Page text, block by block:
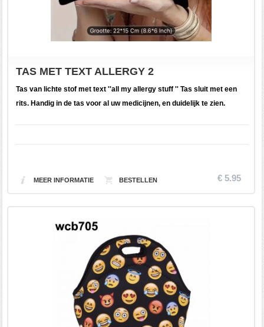
TAS MET TEXT ALLERGY 2
€ 5.95
Tas van lichte stof met text ''all my allergy stuff '' Tas sluit met een
rits. Handig in de tas voor al uw medicijnen, en duidelijk te zien.
MEER INFORMATIE